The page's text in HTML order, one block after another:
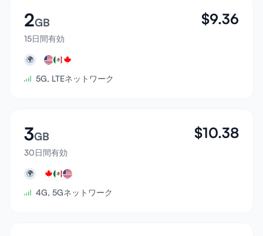
2GB
15日間有効
$9.36
🌍
5G, LTEネットワーク
3GB
30日間有効
$10.38
🌍
4G, 5Gネットワーク